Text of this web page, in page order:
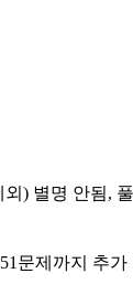
) 별명 안됨,
문제까지 추